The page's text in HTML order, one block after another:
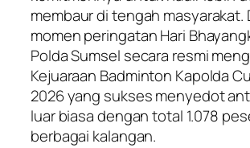
membaur di tengah masyarakat.
momen peringatan Hari
Polda Sumsel secara resmi
Kejuaraan Badminton Kapolda
2026 yang sukses menyedot
luar biasa dengan total 1.078
berbagai kalangan.